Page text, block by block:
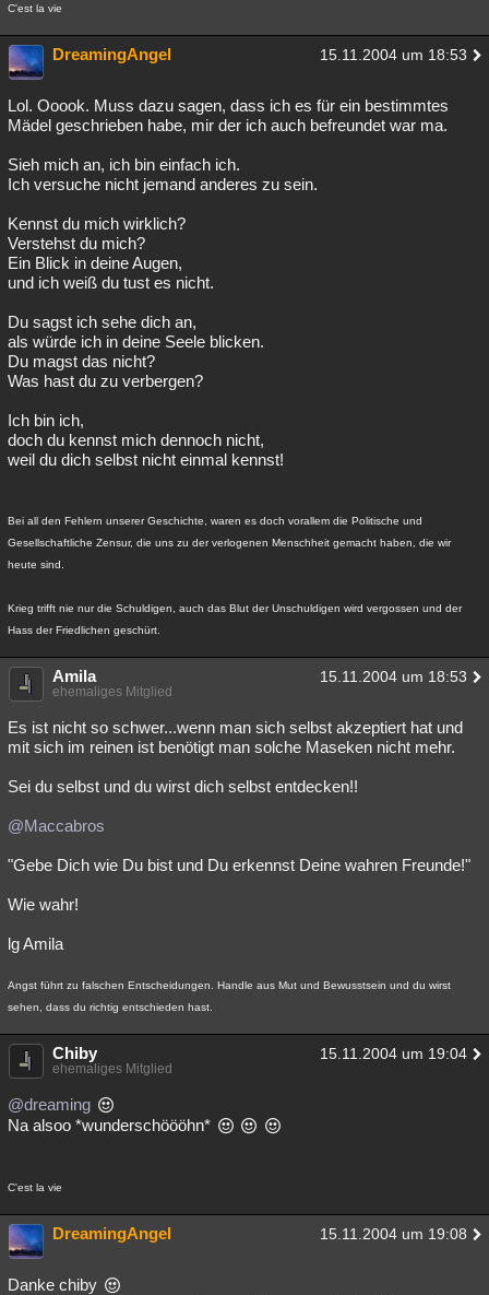
C'est la vie
DreamingAngel 15.11.2004 um 18:53
Lol. Ooook. Muss dazu sagen, dass ich es für ein bestimmtes
Mädel geschrieben habe, mir der ich auch befreundet war ma.
Sieh mich an, ich bin einfach ich.
Ich versuche nicht jemand anderes zu sein.
Kennst du mich wirklich?
Verstehst du mich?
Ein Blick in deine Augen,
und ich weiß du tust es nicht.
Du sagst ich sehe dich an,
als würde ich in deine Seele blicken.
Du magst das nicht?
Was hast du zu verbergen?
Ich bin ich,
doch du kennst mich dennoch nicht,
weil du dich selbst nicht einmal kennst!
Bei all den Fehlern unserer Geschichte, waren es doch vorallem die Politische und
Gesellschaftliche Zensur, die uns zu der verlogenen Menschheit gemacht haben, die wir
heute sind.
Krieg trifft nie nur die Schuldigen, auch das Blut der Unschuldigen wird vergossen und der
Hass der Friedlichen geschürt.
Amila 15.11.2004 um 18:53
ehemaliges Mitglied
Es ist nicht so schwer...wenn man sich selbst akzeptiert hat und
mit sich im reinen ist benötigt man solche Maseken nicht mehr.
Sei du selbst und du wirst dich selbst entdecken!!
@Maccabros
"Gebe Dich wie Du bist und Du erkennst Deine wahren Freunde!"
Wie wahr!
lg Amila
Angst führt zu falschen Entscheidungen. Handle aus Mut und Bewusstsein und du wirst
sehen, dass du richtig entschieden hast.
Chiby 15.11.2004 um 19:04
ehemaliges Mitglied
@dreaming
Na alsoo *wunderschöööhn*
C'est la vie
DreamingAngel 15.11.2004 um 19:08
Danke chiby